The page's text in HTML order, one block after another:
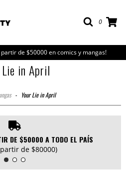
0
de $50000 en comics y mangas!
in April
- Your Lie in April
DE $50000 A TODO EL PAÍS
partir de $80000)